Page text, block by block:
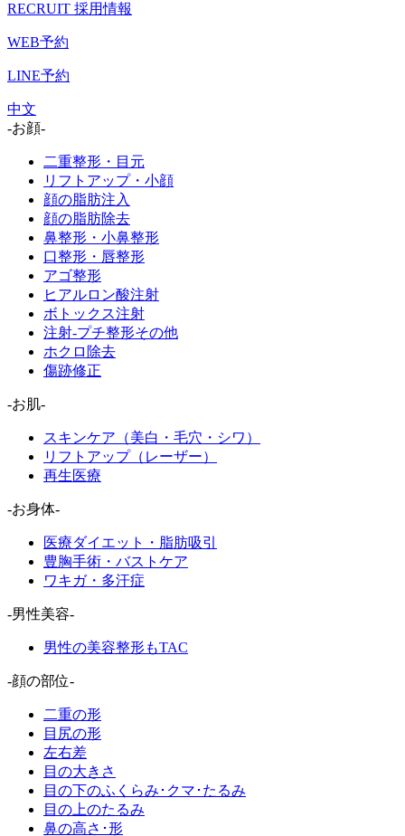
RECRUIT 採用情報
WEB予約
LINE予約
中文
-お顔-
二重整形・目元
リフトアップ・小顔
顔の脂肪注入
顔の脂肪除去
鼻整形・小鼻整形
口整形・唇整形
アゴ整形
ヒアルロン酸注射
ボトックス注射
注射-プチ整形その他
ホクロ除去
傷跡修正
-お肌-
スキンケア（美白・毛穴・シワ）
リフトアップ（レーザー）
再生医療
-お身体-
医療ダイエット・脂肪吸引
豊胸手術・バストケア
ワキガ・多汗症
-男性美容-
男性の美容整形もTAC
-顔の部位-
二重の形
目尻の形
左右差
目の大きさ
目の下のふくらみ･クマ･たるみ
目の上のたるみ
鼻の高さ･形